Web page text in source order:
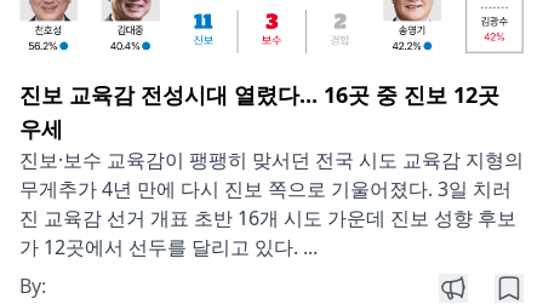
진보 교육감 전성시대 열렸다... 16곳 중 진보 12곳
우세
진보·보수 교육감이 팽팽히 맞서던 전국 시도 교육감 지형의
무게추가 4년 만에 다시 진보 쪽으로 기울어졌다. 3일 치러
진 교육감 선거 개표 초반 16개 시도 가운데 진보 성향 후보
가 12곳에서 선두를 달리고 있다. ...
By: